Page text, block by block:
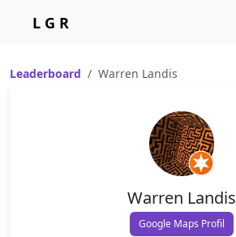
L G R
Leaderboard Warren Landis
Warren Landis
Google Maps Profil